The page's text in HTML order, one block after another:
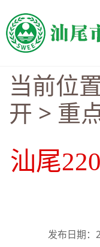
当前位
开 > 重
汕尾
发布日期：